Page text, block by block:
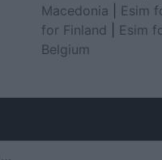
Macedonia
Esim
for Finland
Esim
Belgium